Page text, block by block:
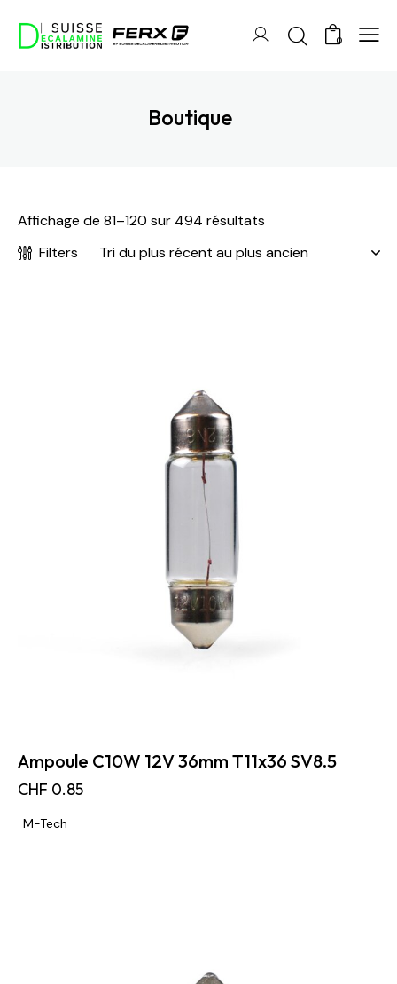
0
Boutique
Affichage de 81–120 sur 494 résultats
Filters
Ampoule C10W 12V 36mm T11x36 SV8.5
CHF 0.85
M-Tech